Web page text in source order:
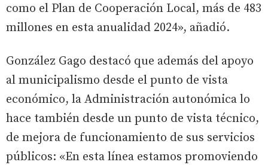
como el Plan de Cooperación Local, más de 483
millones en esta anualidad 2024», añadió.
González Gago destacó que además del apoyo
al municipalismo desde el punto de vista
económico, la Administración autonómica lo
hace también desde un punto de vista técnico,
de mejora de funcionamiento de sus servicios
públicos: «En esta línea estamos promoviendo